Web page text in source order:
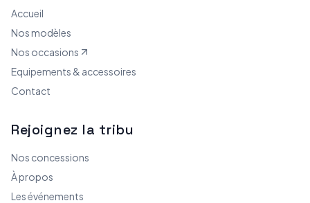
Accueil
Nos modèles
Nos occasions
Equipements & accessoires
Contact
Rejoignez la tribu
Nos concessions
À propos
Les événements